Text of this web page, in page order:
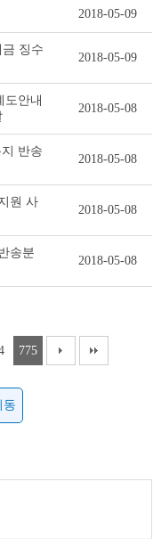
2018-05-09
징수
2018-05-09
도안내
2018-05-08
반송
2018-05-08
원 사
2018-05-08
송분
2018-05-08
775
동